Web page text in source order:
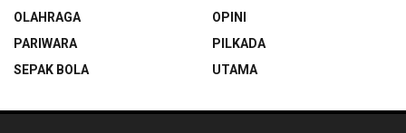
OLAHRAGA
OPINI
PARIWARA
PILKADA
SEPAK BOLA
UTAMA